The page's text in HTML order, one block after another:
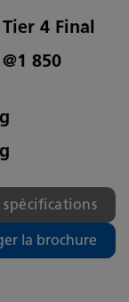
4 Final
850
la brochure